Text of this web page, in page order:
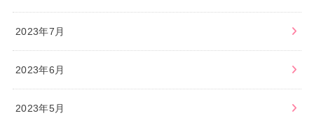
2023年7月
2023年6月
2023年5月